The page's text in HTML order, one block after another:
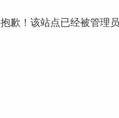
抱歉！该站点已经被管理